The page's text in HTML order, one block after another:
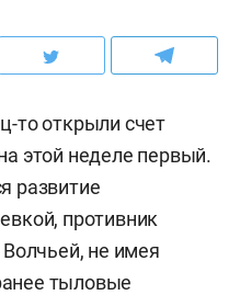
то открыли счет
этой неделе первый.
развитие
противник
Волчьей, не имея
тыловые